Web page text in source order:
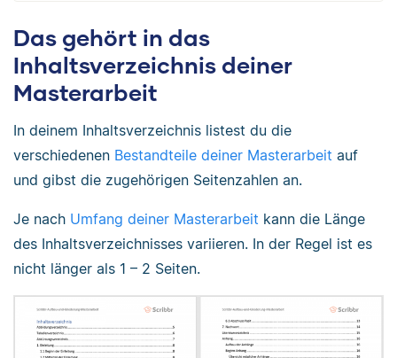
Das gehört in das
Inhaltsverzeichnis deiner
Masterarbeit
In deinem Inhaltsverzeichnis listest du die
verschiedenen Bestandteile deiner Masterarbeit auf
und gibst die zugehörigen Seitenzahlen an.
Je nach Umfang deiner Masterarbeit kann die Länge
des Inhaltsverzeichnisses variieren. In der Regel ist es
nicht länger als 1 – 2 Seiten.